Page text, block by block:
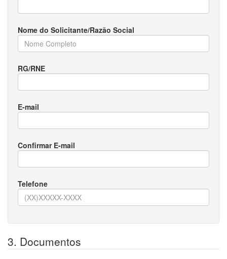
Nome do Solicitante/Razão Social
RG/RNE
E-mail
Confirmar E-mail
Telefone
3. Documentos